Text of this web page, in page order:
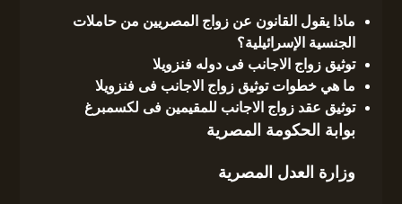
ماذا يقول القانون عن زواج المصريين من حاملات
الجنسية الإسرائيلية؟
توثيق زواج الاجانب فى دوله فنزويلا
ما هي خطوات توثيق زواج الاجانب فى فنزويلا
توثيق عقد زواج الاجانب للمقيمين فى لكسمبرغ
بوابة الحكومة المصرية
وزارة العدل المصرية